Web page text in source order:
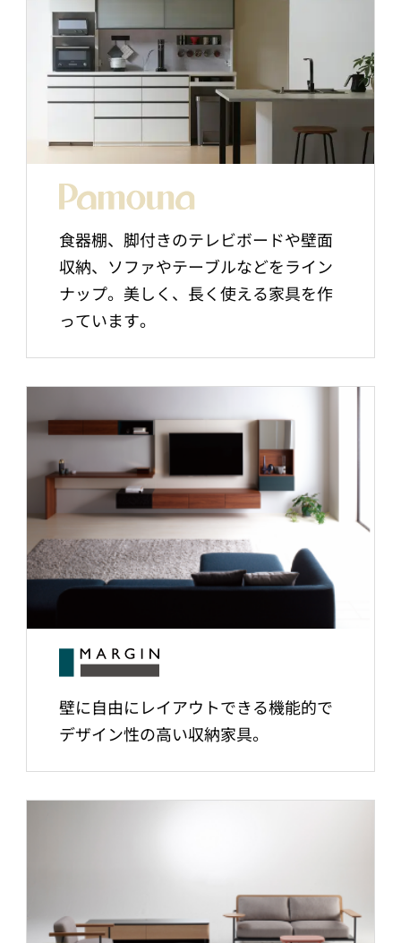
食器棚、脚付きのテレビボードや壁面
収納、ソファやテーブルなどをライン
ナップ。美しく、長く使える家具を作
っています。
壁に自由にレイアウトできる機能的で
デザイン性の高い収納家具。